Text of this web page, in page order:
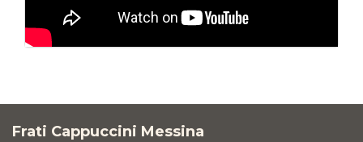
Frati Cappuccini Messina